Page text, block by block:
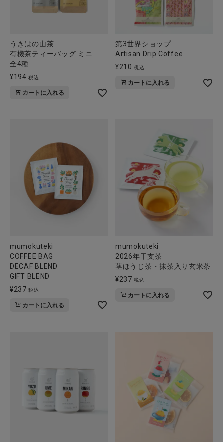
うきはの山茶
有機茶ティーバッグ ミニ
全4種
¥194 税込
カートに入れる
第3世界ショップ
Artisan Drip Coffee
¥210 税込
カートに入れる
mumokuteki
COFFEE BAG
DECAF BLEND
GIFT BLEND
¥237 税込
カートに入れる
mumokuteki
2026年干支茶
茎ほうじ茶・抹茶入り玄米茶
¥237 税込
カートに入れる